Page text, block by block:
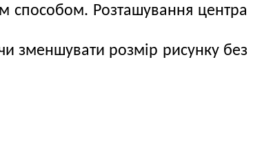
способом. Розташування центра
зменшувати розмір рисунку без